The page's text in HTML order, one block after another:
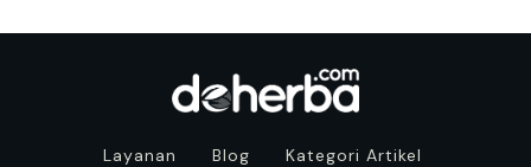
Layanan Blog
Kategori Artikel